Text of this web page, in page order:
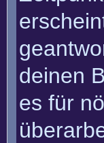
deinen
es für